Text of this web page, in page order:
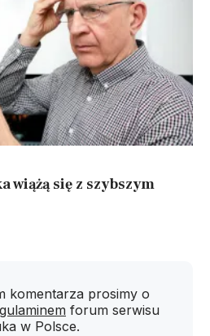
się z szybszym
komentarza prosimy o
forum serwisu
w Polsce.